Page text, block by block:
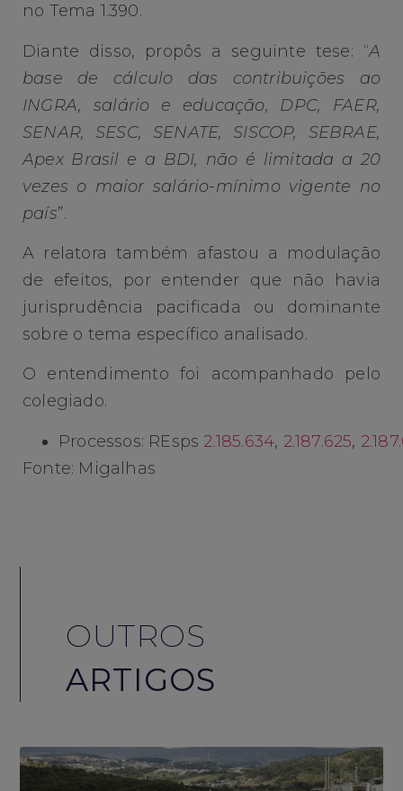
no Tema 1.390.
Diante disso, propôs a seguinte tese: “A
base de cálculo das contribuições ao
INGRA, salário e educação, DPC, FAER,
SENAR, SESC, SENATE, SISCOP, SEBRAE,
Apex Brasil e a BDI, não é limitada a 20
vezes o maior salário-mínimo vigente no
país”.
A relatora também afastou a modulação
de efeitos, por entender que não havia
jurisprudência pacificada ou dominante
sobre o tema específico analisado.
O entendimento foi acompanhado pelo
colegiado.
Processos: REsps 2.185.634, 2.187.625,
Fonte: Migalhas
OUTROS
ARTIGOS